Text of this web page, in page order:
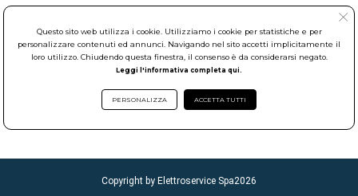
00015 Monterotondo Scalo (RM)
Partita Iva: 01586761007 - Codice Fiscale: 06634500588 Capitale
Sociale 1.600.000,00 Euro i.v. Iscritto al Registro delle Imprese di
Sede Operativa: Via Leonardo da Vinci, 40 - 00015 Monterotondo
Scalo (RM) - Telefono:06.90095358
Copyright by Elettroservice Spa2026
Questo sito web utilizza i cookie. Utilizziamo i cookie per statistiche e per
personalizzare contenuti ed annunci. Navigando nel sito accetti implicitamente il
loro utilizzo. Chiudendo questa finestra, il consenso è da considerarsi negato.
Leggi l'informativa completa qui.
PERSONALIZZA ACCETTA TUTTI